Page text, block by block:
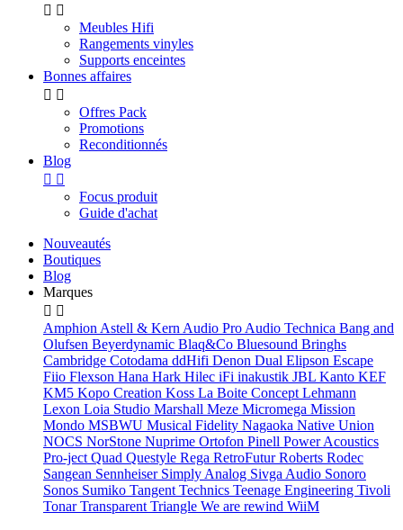
 
Meubles Hifi
Rangements vinyles
Supports enceintes
Bonnes affaires
 
Offres Pack
Promotions
Reconditionnés
Blog
 
Focus produit
Guide d'achat
Nouveautés
Boutiques
Blog
Marques
 
Amphion Astell & Kern Audio Pro Audio Technica Bang and
Olufsen Beyerdynamic Blaq&Co Bluesound Bringhs
Cambridge Cotodama ddHifi Denon Dual Elipson Escape
Fiio Flexson Hana Hark Hilec iFi inakustik JBL Kanto KEF
KM5 Kopo Creation Koss La Boite Concept Lehmann
Lexon Loia Studio Marshall Meze Micromega Mission
Mondo MSBWU Musical Fidelity Nagaoka Native Union
NOCS NorStone Nuprime Ortofon Pinell Power Acoustics
Pro-ject Quad Questyle Rega RetroFuturRoberts Rodec
Sangean Sennheiser Simply Analog Sivga Audio Sonoro
Sonos Sumiko Tangent Technics Teenage Engineering Tivoli
TonarTransparent Triangle We are rewind WiiM